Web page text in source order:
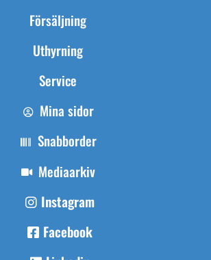
Försäljning
Uthyrning
Service
Mina sidor
Snabborder
Mediaarkiv
Instagram
Facebook